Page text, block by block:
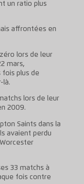
un ratio plus
affrontées en
lors de leur
mars,
plus de
là.
lors de leur
2009.
Saints dans la
avaient perdu
33 matchs à
fois contre